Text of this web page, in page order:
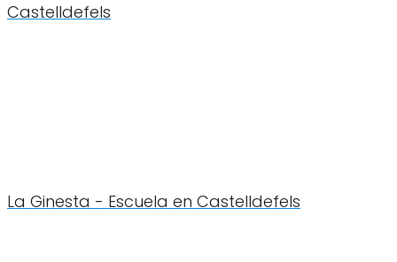
Castelldefels
La Ginesta - Escuela en Castelldefels